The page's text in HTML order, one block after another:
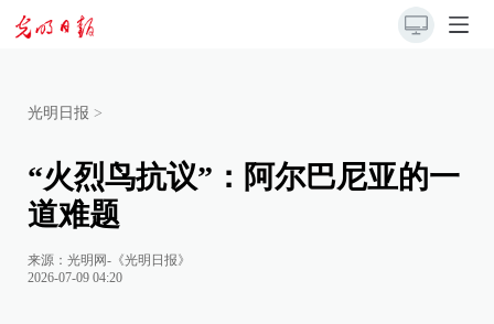
光明日报 >
“火烈鸟抗议”：阿尔巴尼亚的一
道难题
来源： 光明网-《光明日报》
2026-07-09 04:20